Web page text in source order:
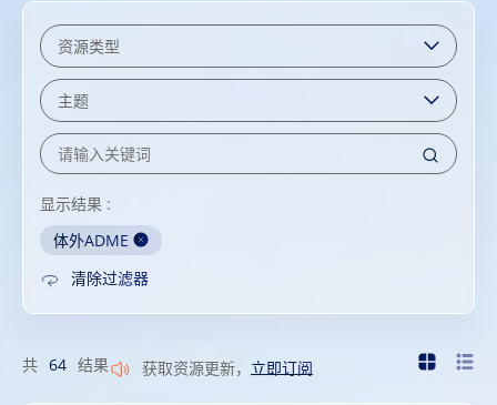
显示结果 :
体外ADME
清除过滤器
共 64 结果 获取资源更新， 立即订阅